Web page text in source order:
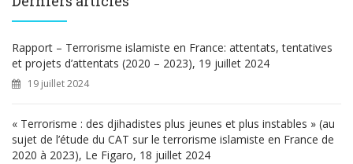
h
e
r
Rapport – Terrorisme islamiste en France: attentats, tentatives
et projets d’attentats (2020 – 2023), 19 juillet 2024
19 juillet 2024
« Terrorisme : des djihadistes plus jeunes et plus instables » (au
sujet de l’étude du CAT sur le terrorisme islamiste en France de
2020 à 2023), Le Figaro, 18 juillet 2024